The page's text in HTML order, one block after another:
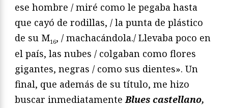
ese hombre / miré como le pegaba hasta
que cayó de rodillas, / la punta de plástico
de su M16, / machacándola./ Llevaba poco en
el país, las nubes / colgaban como flores
gigantes, negras / como sus dientes». Un
final, que además de su título, me hizo
buscar inmediatamente Blues castellano,